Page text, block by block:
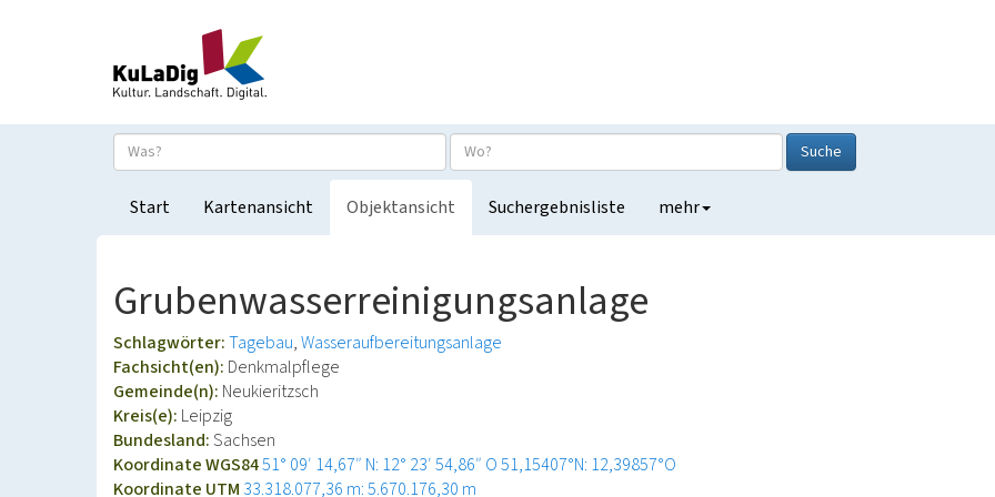
Suche
Start Kartenansicht Objektansicht Suchergebnisliste mehr
Grubenwasserreinigungsanlage
Schlagwörter:Tagebau Wasseraufbereitungsanlage
Fachsicht(en): Denkmalpflege
Gemeinde(n): Neukieritzsch
Kreis(e): Leipzig
Bundesland:Sachsen
Koordinate WGS8451° 09′ 14,67″ N: 12° 23′ 54,86″ O51,15407°N: 12,39857°O
Koordinate UTM 33.318.077,36 m: 5.670.176,30 m